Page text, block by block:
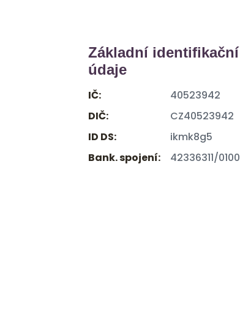
Základní identifikační
údaje
IČ:
40523942
DIČ:
CZ40523942
ID DS:
ikmk8g5
Bank. spojení:
42336311/0100